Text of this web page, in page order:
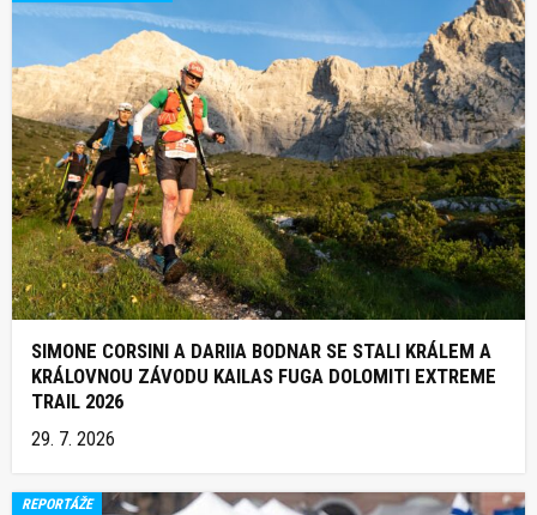
SIMONE CORSINI A DARIIA BODNAR SE STALI KRÁLEM A
KRÁLOVNOU ZÁVODU KAILAS FUGA DOLOMITI EXTREME
TRAIL 2026
29. 7. 2026
REPORTÁŽE